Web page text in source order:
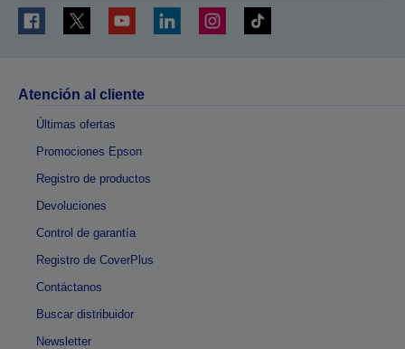
Atención al cliente
Últimas ofertas
Promociones Epson
Registro de productos
Devoluciones
Control de garantía
Registro de CoverPlus
Contáctanos
Buscar distribuidor
Newsletter